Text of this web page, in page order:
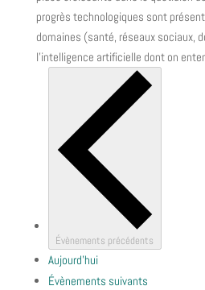
progrès technologiques sont
domaines (santé, réseaux sociaux,
l’intelligence artificielle dont on
Évènements précédents
Aujourd’hui
Évènements suivants